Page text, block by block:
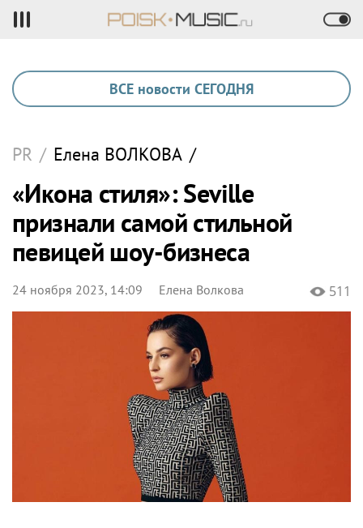
ВСЕ новости СЕГОДНЯ
PR / Елена ВОЛКОВА /
«Икона стиля»: Seville
признали самой стильной
певицей шоу-бизнеса
24 ноября 2023, 14:09 Елена Волкова 511